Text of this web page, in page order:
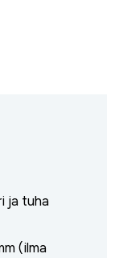
ja tuha
(ilma